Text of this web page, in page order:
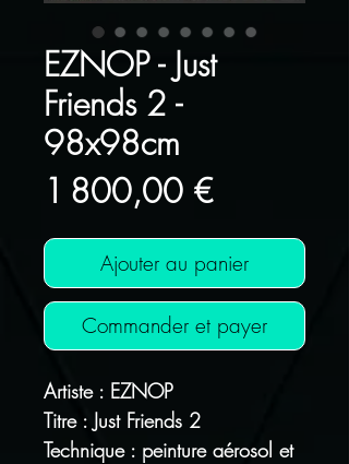
EZNOP - Just
Friends 2 -
98x98cm
1 800,00 €Prix
Ajouter au panier
Commander et payer
Artiste : EZNOP
Titre : Just Friends 2
Technique : peinture aérosol et